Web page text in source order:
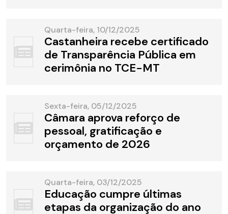
Quarta-feira, 10/12/2025
Castanheira recebe certificado
de Transparência Pública em
cerimônia no TCE-MT
Sexta-feira, 05/12/2025
Câmara aprova reforço de
pessoal, gratificação e
orçamento de 2026
Quarta-feira, 03/12/2025
Educação cumpre últimas
etapas da organização do ano